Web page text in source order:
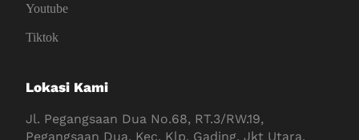
Youtube
Tiktok
Lokasi Kami
Jl. Pegangsaan Dua No.68, RT.3/RW.19,
Pegangsaan Dua, Kec. Klp. Gading, Jkt Utara,